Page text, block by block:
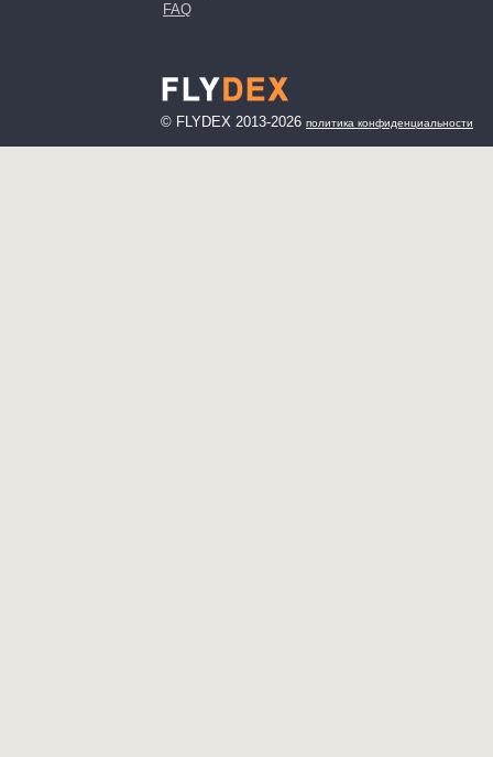
FAQ
© FLYDEX 2013-2026 политика конфиденциальности